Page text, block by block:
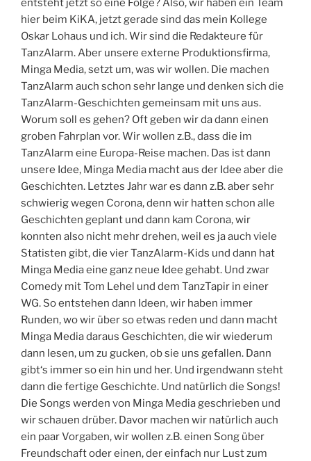
entsteht jetzt so eine Folge? Also, wir haben ein Team
hier beim KiKA, jetzt gerade sind das mein Kollege
Oskar Lohaus und ich. Wir sind die Redakteure für
TanzAlarm. Aber unsere externe Produktionsfirma,
Minga Media, setzt um, was wir wollen. Die machen
TanzAlarm auch schon sehr lange und denken sich die
TanzAlarm-Geschichten gemeinsam mit uns aus.
Worum soll es gehen? Oft geben wir da dann einen
groben Fahrplan vor. Wir wollen z.B., dass die im
TanzAlarm eine Europa-Reise machen. Das ist dann
unsere Idee, Minga Media macht aus der Idee aber die
Geschichten. Letztes Jahr war es dann z.B. aber sehr
schwierig wegen Corona, denn wir hatten schon alle
Geschichten geplant und dann kam Corona, wir
konnten also nicht mehr drehen, weil es ja auch viele
Statisten gibt, die vier TanzAlarm-Kids und dann hat
Minga Media eine ganz neue Idee gehabt. Und zwar
Comedy mit Tom Lehel und dem TanzTapir in einer
WG. So entstehen dann Ideen, wir haben immer
Runden, wo wir über so etwas reden und dann macht
Minga Media daraus Geschichten, die wir wiederum
dann lesen, um zu gucken, ob sie uns gefallen. Dann
gibt‘s immer so ein hin und her. Und irgendwann steht
dann die fertige Geschichte. Und natürlich die Songs!
Die Songs werden von Minga Media geschrieben und
wir schauen drüber. Davor machen wir natürlich auch
ein paar Vorgaben, wir wollen z.B. einen Song über
Freundschaft oder einen, der einfach nur Lust zum